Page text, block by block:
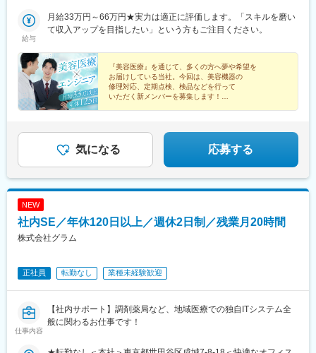
の都合により直行直帰もOK！※全国出張あり。担当エリアを1泊2
日で回ります。海外へ出張することも。グローバルに活躍したい
給与
月給33万円～66万円★実力は適正に評価します。「スキルを磨い
て収入アップを目指したい」という方もご注目ください。
『美容医療』を通じて、多くの方へ夢や希望を
お届けしている当社。今回は、美容機器の
修理対応、定期点検、検品などを行って
いただく新メンバーを募集します！
気になる 応募する
NEW
社内SE／年休120日以上／週休2日制／残業月20時間
株式会社グラム
正社員 転勤なし 業種未経験歓迎
仕事内容
【社内サポート】調剤薬局など、地域医療での独自ITシステム全
般に関わるお仕事です！